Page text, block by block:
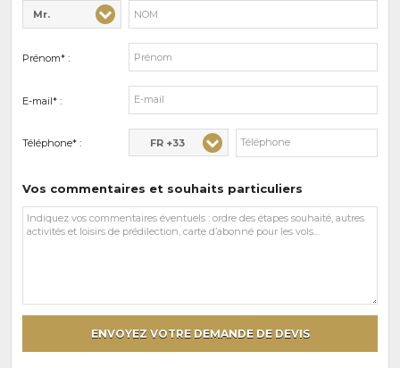
Civilité* :
Mr.
Nom* :
Prénom* :
E-mail* :
Téléphone* : FR +33
Vos commentaires et souhaits particuliers
Vos
commentaires
ENVOYEZ VOTRE DEMANDE DE DEVIS